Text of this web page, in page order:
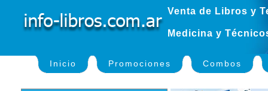
Venta de Libros y
Medicina y
Inicio Promociones Combos